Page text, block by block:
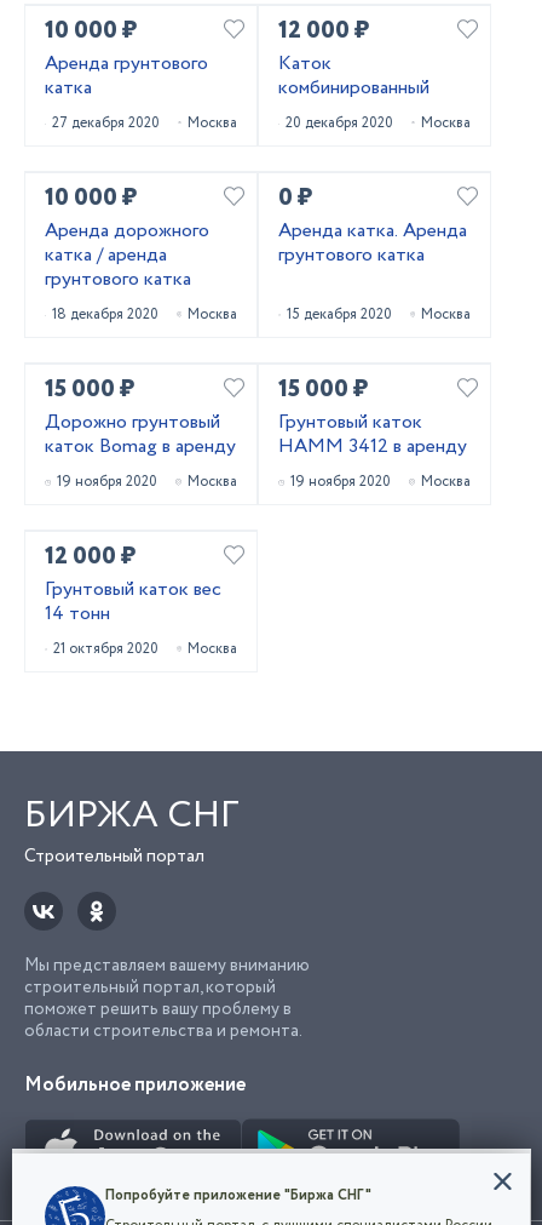
10 000 ₽
Аренда грунтового
катка
27 декабря 2020 Москва
12 000 ₽
Каток
комбинированный
20 декабря 2020 Москва
10 000 ₽
Аренда дорожного
катка / аренда
грунтового катка
18 декабря 2020 Москва
0 ₽
Аренда катка. Аренда
грунтового катка
15 декабря 2020 Москва
15 000 ₽
Дорожно грунтовый
каток Bomag в аренду
19 ноября 2020 Москва
15 000 ₽
Грунтовый каток
HAMM 3412 в аренду
19 ноября 2020 Москва
12 000 ₽
Грунтовый каток вес
14 тонн
21 октября 2020 Москва
БИРЖА СНГ
Строительный портал
Мы представляем вашему вниманию
строительный портал, который
поможет решить вашу проблему в
области строительства и ремонта.
Мобильное приложение
Конфиденциальность
Попробуйте приложение "Биржа СНГ"